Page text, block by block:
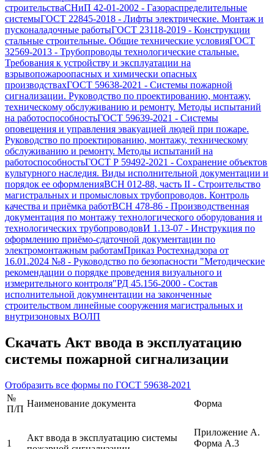
строительстваСНиП 42-01-2002 - Газораспределительные
системыГОСТ 22845-2018 - Лифты электрические. Монтаж и
пусконаладочные работыГОСТ 23118-2019 - Конструкции
стальные строительные. Общие технические условияГОСТ
32569-2013 - Трубопроводы технологические стальные.
Требования к устройству и эксплуатации на
взрывопожароопасных и химически опасных
производствахГОСТ 59638-2021 - Системы пожарной
сигнализации. Руководство по проектированию, монтажу,
техническому обслуживанию и ремонту. Методы испытаний
на работоспособностьГОСТ 59639-2021 - Системы
оповещения и управления эвакуацией людей при пожаре.
Руководство по проектированию, монтажу, техническому
обслуживанию и ремонту. Методы испытаний на
работоспособностьГОСТ Р 59492-2021 - Сохранение объектов
культурного наследия. Виды исполнительной документации и
порядок ее оформленияВСН 012-88, часть II - Строительство
магистральных и промысловых трубопроводов. Контроль
качества и приёмка работВСН 478-86 - Производственная
документация по монтажу технологического оборудования и
технологических трубопроводовИ 1.13-07 - Инструкция по
оформлению приёмо-сдаточной документации по
электромонтажным работамПриказ Ростехнадзора от
16.01.2024 №8 - Руководство по безопасности "Методические
рекомендации о порядке проведения визуального и
измерительного контроля"РД 45.156-2000 - Состав
исполнительной докумнентации на законченные
строительством линейные сооружения магистральных и
внутризоновых ВОЛП
Скачать Акт ввода в эксплуатацию
системы пожарной сигнализации
Отобразить все формы по ГОСТ 59638-2021
№
П/П
Наименование документа Форма
1
Акт ввода в эксплуатацию системы
Приложение А.
Форма А.3